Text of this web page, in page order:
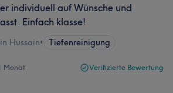
individuell auf Wünsche und
Einfach klasse!
Hussain• Tiefenreinigung
Monat Verifizierte Bewertung